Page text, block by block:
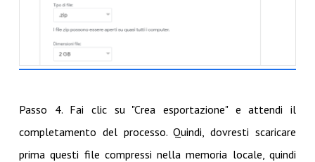
Passo 4. Fai clic su "Crea esportazione" e attendi il
completamento del processo. Quindi, dovresti scaricare
prima questi file compressi nella memoria locale, quindi